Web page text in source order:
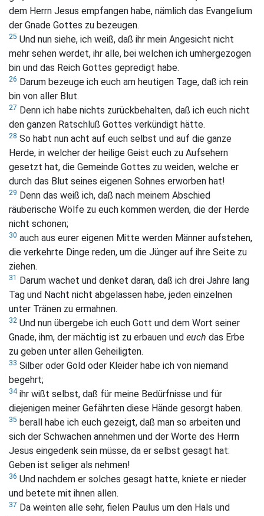
dem Herrn Jesus empfangen habe, nämlich das Evangelium
der Gnade Gottes zu bezeugen.
25 Und nun siehe, ich weiß, daß ihr mein Angesicht nicht
mehr sehen werdet, ihr alle, bei welchen ich umhergezogen
bin und das Reich Gottes gepredigt habe.
26 Darum bezeuge ich euch am heutigen Tage, daß ich rein
bin von aller Blut.
27 Denn ich habe nichts zurückbehalten, daß ich euch nicht
den ganzen Ratschluß Gottes verkündigt hätte.
28 So habt nun acht auf euch selbst und auf die ganze
Herde, in welcher der heilige Geist euch zu Aufsehern
gesetzt hat, die Gemeinde Gottes zu weiden, welche er
durch das Blut seines eigenen Sohnes erworben hat!
29 Denn das weiß ich, daß nach meinem Abschied
räuberische Wölfe zu euch kommen werden, die der Herde
nicht schonen;
30 auch aus eurer eigenen Mitte werden Männer aufstehen,
die verkehrte Dinge reden, um die Jünger auf ihre Seite zu
ziehen.
31
Darum wachet und denket daran, daß ich drei Jahre lang
Tag und Nacht nicht abgelassen habe, jeden einzelnen
unter Tränen zu ermahnen.
32 Und nun übergebe ich euch Gott und dem Wort seiner
Gnade, ihm, der mächtig ist zu erbauen und euch das Erbe
zu geben unter allen Geheiligten.
33 Silber oder Gold oder Kleider habe ich von niemand
begehrt;
34ihr wißt selbst, daß für meine Bedürfnisse und für
diejenigen meiner Gefährten diese Hände gesorgt haben.
35 berall habe ich euch gezeigt, daß man so arbeiten und
sich der Schwachen annehmen und der Worte des Herrn
Jesus eingedenk sein müsse, da er selbst gesagt hat:
Geben ist seliger als nehmen!
36 Und nachdem er solches gesagt hatte, kniete er nieder
und betete mit ihnen allen.
37 Da weinten alle sehr, fielen Paulus um den Hals und